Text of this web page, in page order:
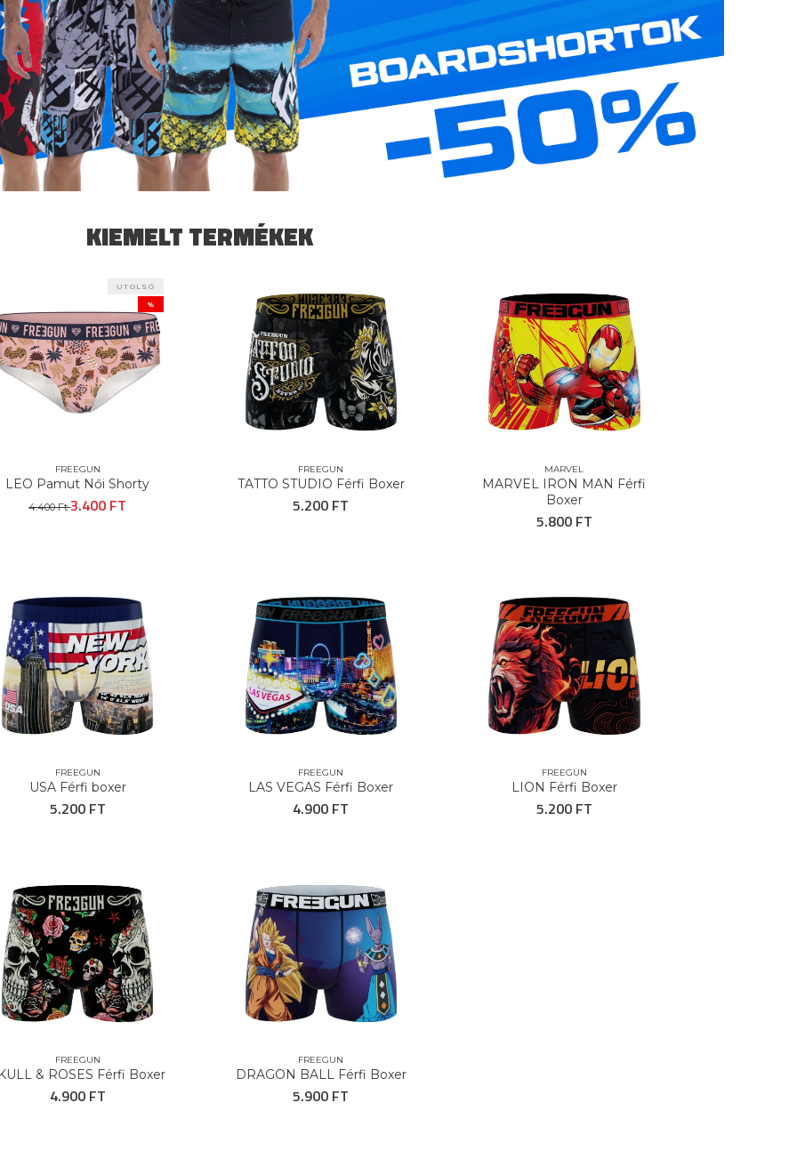
KIEMELT TERMÉKEK
UTOLSÓ
%
FREEGUN
LEO Pamut Női Shorty
4.400 Ft3.400 FT
FREEGUN
TATTO STUDIO Férfi Boxer
5.200 FT
MARVEL
MARVEL IRON MAN Férfi
Boxer
5.800 FT
FREEGUN
USA Férfi boxer
5.200 FT
FREEGUN
LAS VEGAS Férfi Boxer
4.900 FT
FREEGUN
LION Férfi Boxer
5.200 FT
FREEGUN
& ROSES Férfi Boxer
4.900 FT
FREEGUN
DRAGON BALL Férfi Boxer
5.900 FT